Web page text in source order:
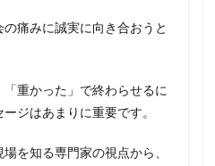
痛みに誠実に向き合おうと
重かった」で終わらせるに
ジはあまりに重要です。
を知る専門家の視点から、